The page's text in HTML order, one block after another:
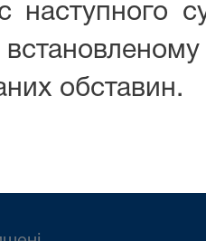
наступного
обставин.